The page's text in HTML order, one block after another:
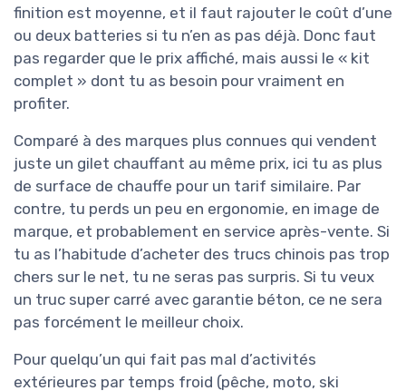
finition est moyenne, et il faut rajouter le coût d’une
ou deux batteries si tu n’en as pas déjà. Donc faut
pas regarder que le prix affiché, mais aussi le « kit
complet » dont tu as besoin pour vraiment en
profiter.
Comparé à des marques plus connues qui vendent
juste un gilet chauffant au même prix, ici tu as plus
de surface de chauffe pour un tarif similaire. Par
contre, tu perds un peu en ergonomie, en image de
marque, et probablement en service après-vente. Si
tu as l’habitude d’acheter des trucs chinois pas trop
chers sur le net, tu ne seras pas surpris. Si tu veux
un truc super carré avec garantie béton, ce ne sera
pas forcément le meilleur choix.
Pour quelqu’un qui fait pas mal d’activités
extérieures par temps froid (pêche, moto, ski